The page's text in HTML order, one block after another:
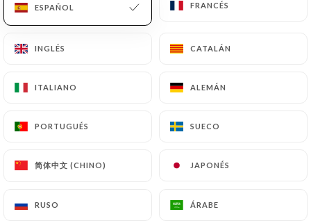
ESPAÑOL FRANCÉS
INGLÉS CATALÁN
ITALIANO ALEMÁN
PORTUGUÉS SUECO
简体中文 (CHINO) JAPONÉS
RUSO ÁRABE
ESPAÑOL FRANCÉS
INGLÉS CATALÁN
ITALIANO ALEMÁN
PORTUGUÉS SUECO
简体中文 (CHINO) JAPONÉS
RUSO ÁRABE